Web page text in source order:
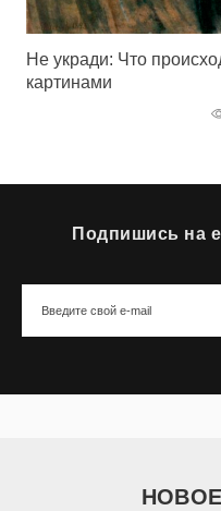
Не укради: Что
картинами
Подпишись на